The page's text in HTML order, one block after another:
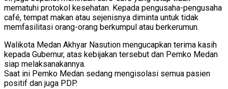
mematuhi protokol kesehatan. Kepada pengusaha-pengusaha
café, tempat makan atau sejenisnya diminta untuk tidak
memfasilitasi orang-orang berkumpul atau berkerumun.
Walikota Medan Akhyar Nasution mengucapkan terima kasih
kepada Gubernur, atas kebijakan tersebut dan Pemko Medan
siap melaksanakannya.
Saat ini Pemko Medan sedang mengisolasi semua pasien
positif dan juga PDP.